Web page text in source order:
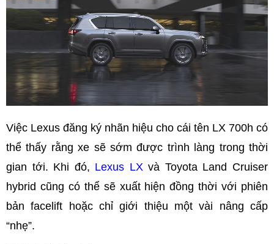
Việc Lexus đăng ký nhãn hiệu cho cái tên LX 700h có
thể thấy rằng xe sẽ sớm được trình làng trong thời
gian tới. Khi đó, Lexus LX và Toyota Land Cruiser
hybrid cũng có thể sẽ xuất hiện đồng thời với phiên
bản facelift hoặc chỉ giới thiệu một vài nâng cấp
“nhẹ”.